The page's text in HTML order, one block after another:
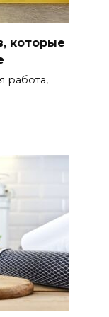
которые
работа,